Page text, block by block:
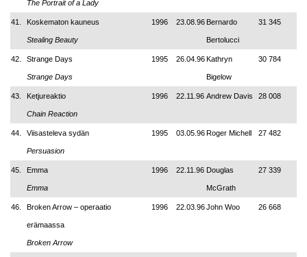
The Portrait of a Lady
41. Koskematon kauneus
Stealing Beauty
1996 23.08.96 Bernardo
Bertolucci
31 345
42. Strange Days
Strange Days
1995 26.04.96Kathryn
Bigelow
30 784
43. Ketjureaktio
Chain Reaction
1996 22.11.96 Andrew Davis 28 008
44. Viisasteleva sydän
Persuasion
1995 03.05.96Roger Michell 27 482
45. Emma
Emma
1996 22.11.96 Douglas
McGrath
27 339
46. Broken Arrow – operaatio
erämaassa
Broken Arrow
1996 22.03.96John Woo 26 668